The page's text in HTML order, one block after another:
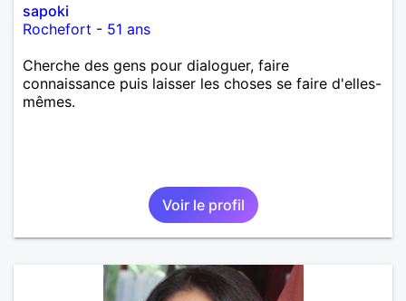
sapoki
Rochefort - 51 ans
Cherche des gens pour dialoguer, faire
connaissance puis laisser les choses se faire d'elles-
mêmes.
Voir le profil